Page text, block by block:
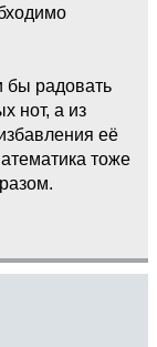
бы радовать
нот, а из
её
тоже